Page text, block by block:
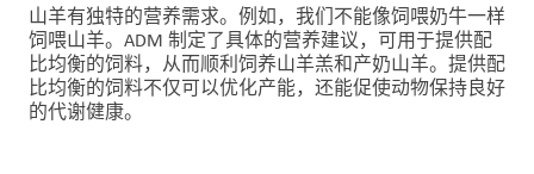
系
我
们
客
山羊有独特的营养需求。例如，我们不能像饲喂奶牛一样
饲喂山羊。ADM 制定了具体的营养建议，可用于提供配
比均衡的饲料，从而顺利饲养山羊羔和产奶山羊。提供配
比均衡的饲料不仅可以优化产能，还能促使动物保持良好
的代谢健康。